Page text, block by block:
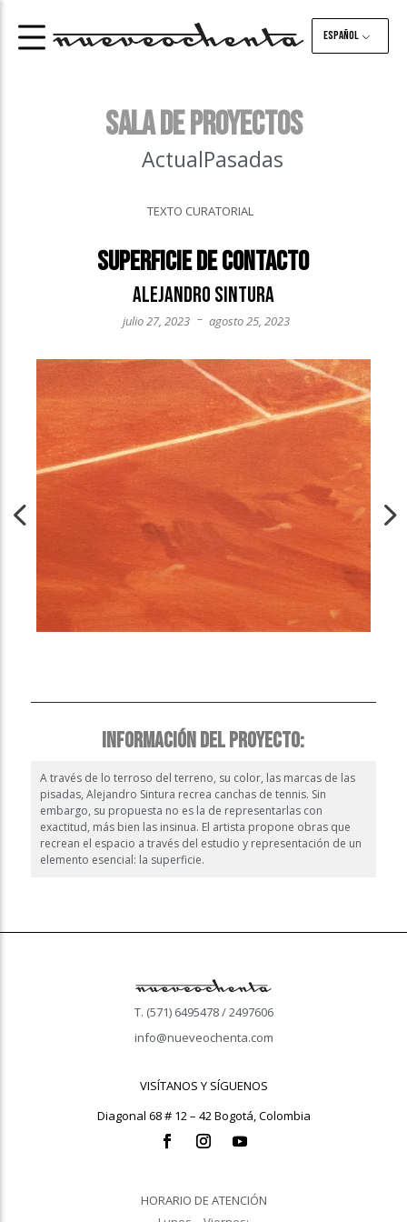
Español
SALA DE PROYECTOS
ActualPasadas
TEXTO CURATORIAL
Superficie de contacto
Alejandro Sintura
julio 27, 2023 – agosto 25, 2023
INFORMACIÓN DEL PROYECTO:
A través de lo terroso del terreno, su color, las marcas de las
pisadas, Alejandro Sintura recrea canchas de tennis. Sin
embargo, su propuesta no es la de representarlas con
exactitud, más bien las insinua. El artista propone obras que
recrean el espacio a través del estudio y representación de un
elemento esencial: la superficie.
T. (571) 6495478 / 2497606
info@nueveochenta.com
VISÍTANOS Y SÍGUENOS
Diagonal 68 # 12 – 42 Bogotá, Colombia
HORARIO DE ATENCIÓN